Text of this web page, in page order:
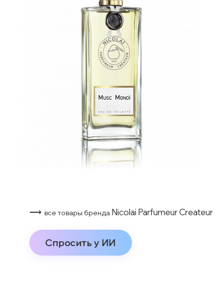
⟶ все товары бренда Nicolai Parfumeur Createur
Спросить у ИИ